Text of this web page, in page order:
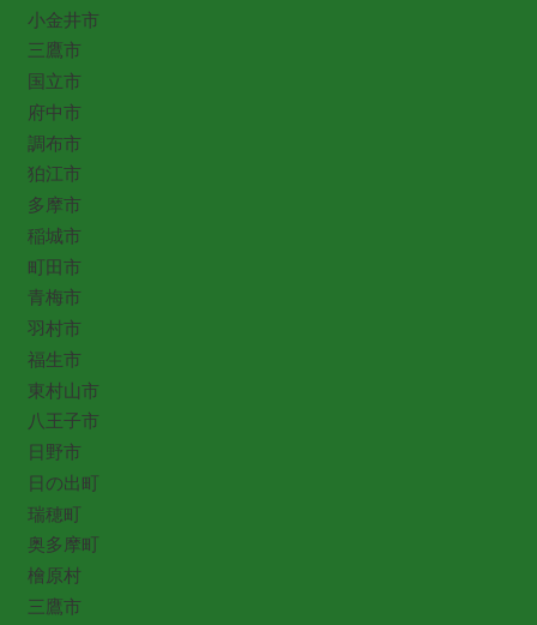
小金井市
三鷹市
国立市
府中市
調布市
狛江市
多摩市
稲城市
町田市
青梅市
羽村市
福生市
東村山市
八王子市
日野市
日の出町
瑞穂町
奥多摩町
檜原村
三鷹市